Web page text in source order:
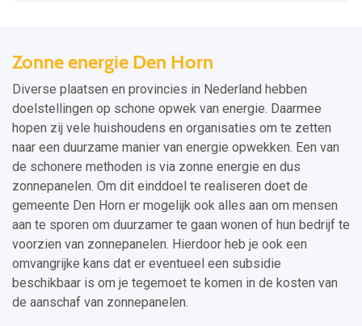
Zonne energie Den Horn
Diverse plaatsen en provincies in Nederland hebben
doelstellingen op schone opwek van energie. Daarmee
hopen zij vele huishoudens en organisaties om te zetten
naar een duurzame manier van energie opwekken. Een van
de schonere methoden is via zonne energie en dus
zonnepanelen. Om dit einddoel te realiseren doet de
gemeente Den Horn er mogelijk ook alles aan om mensen
aan te sporen om duurzamer te gaan wonen of hun bedrijf te
voorzien van zonnepanelen. Hierdoor heb je ook een
omvangrijke kans dat er eventueel een subsidie
beschikbaar is om je tegemoet te komen in de kosten van
de aanschaf van zonnepanelen.